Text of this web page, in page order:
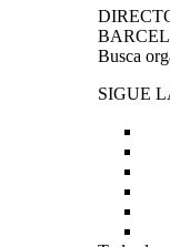
Busca
SIGUE